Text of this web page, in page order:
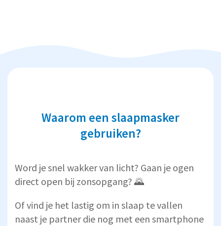
Waarom een slaapmasker
gebruiken?
Word je snel wakker van licht? Gaan je ogen
direct open bij zonsopgang? 🌄
Of vind je het lastig om in slaap te vallen
naast je partner die nog met een smartphone